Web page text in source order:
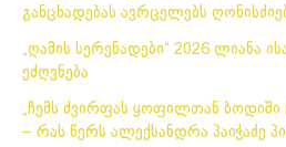
განცხადებას ავრცელებს
„ღამის სერენადები“ 2026 ლიანა
ეძღვნება
„ჩემს ძვირფას ყოფილთან ბოდიში
– რას წერს ალექსანდრა პაიჭაძე